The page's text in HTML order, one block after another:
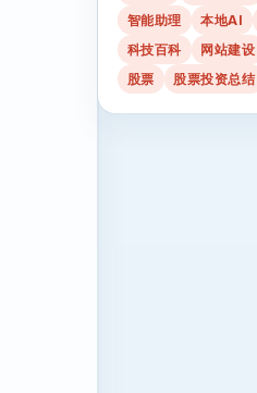
智能助理
本地AI
科技百科
网站建设
股票
股票投资总结